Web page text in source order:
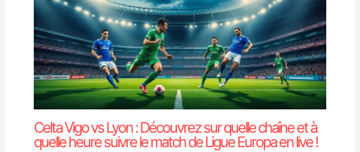
Celta Vigo vs Lyon : Découvrez sur quelle chaîne et à
quelle heure suivre le match de Ligue Europa en live !